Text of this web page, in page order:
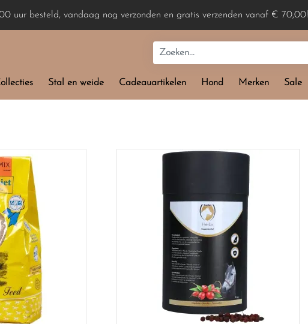
uur besteld, vandaag nog verzonden en gratis verzenden vanaf € 70,00!
Stal en weide Cadeauartikelen Hond Merken Sale